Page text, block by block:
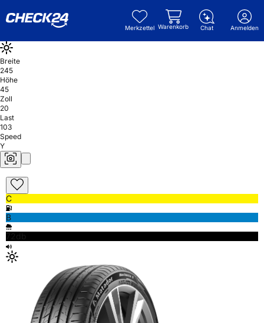
Merkzettel Warenkorb Chat Anmelden
Breite
245
Höhe
45
Zoll
20
Last
103
Speed
Y
C
B
72db